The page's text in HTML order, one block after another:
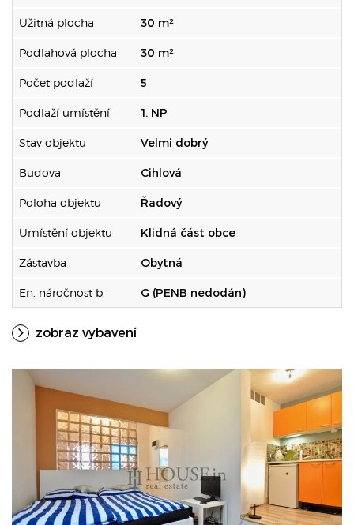
Užitná plocha 30 m²
Podlahová plocha 30 m²
Počet podlaží 5
Podlaží umístění 1. NP
Stav objektu Velmi dobrý
Budova Cihlová
Poloha objektu Řadový
Umístění objektu Klidná část obce
Zástavba Obytná
En. náročnost b. G (PENB nedodán)
zobraz vybavení